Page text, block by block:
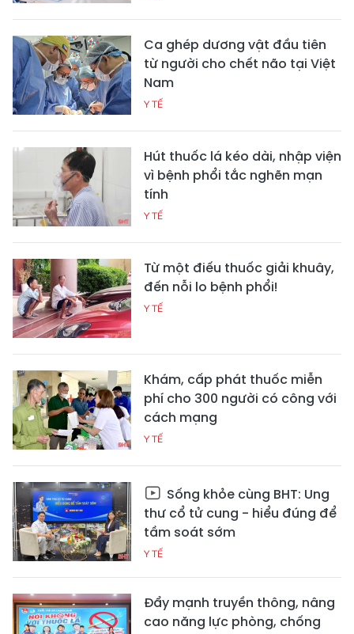
Ca ghép dương vật đầu tiên
từ người cho chết não tại Việt
Nam
Y TẾ
Hút thuốc lá kéo dài, nhập viện
vì bệnh phổi tắc nghẽn mạn
tính
Y TẾ
Từ một điếu thuốc giải khuây,
đến nỗi lo bệnh phổi!
Y TẾ
Khám, cấp phát thuốc miễn
phí cho 300 người có công với
cách mạng
Y TẾ
Sống khỏe cùng BHT: Ung
thư cổ tử cung - hiểu đúng để
tầm soát sớm
Y TẾ
Đẩy mạnh truyền thông, nâng
cao năng lực phòng, chống